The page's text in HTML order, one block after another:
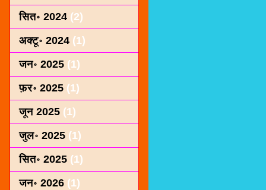
सित॰ 2024 (2)
अक्टू॰ 2024 (1)
जन॰ 2025 (1)
फ़र॰ 2025 (1)
जून 2025 (1)
जुल॰ 2025 (1)
सित॰ 2025 (1)
जन॰ 2026 (1)